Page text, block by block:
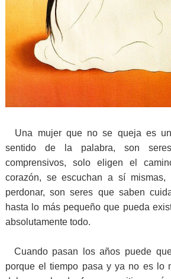
Una mujer que no se queja es
sentido de la palabra, son
comprensivos, solo eligen el
corazón, se escuchan a sí mismas,
perdonar, son seres que saben
hasta lo más pequeño que pueda
absolutamente todo.
Cuando pasan los años puede
porque el tiempo pasa y ya no es lo